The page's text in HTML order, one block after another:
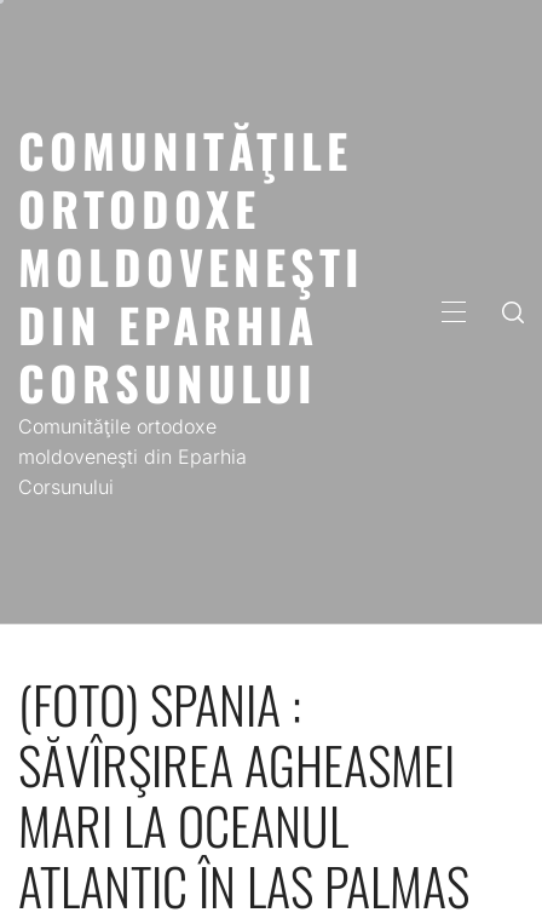
COMUNITĂŢILE
ORTODOXE
MOLDOVENEŞTI
DIN EPARHIA
CORSUNULUI
Comunităţile ortodoxe
moldoveneşti din Eparhia
Corsunului
PRIMARY
(FOTO) SPANIA :
SĂVÎRŞIREA AGHEASMEI
MARI LA OCEANUL
ATLANTIC ÎN LAS PALMAS